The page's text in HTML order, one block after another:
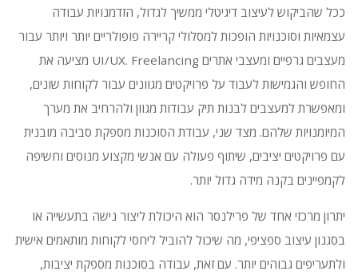
ככל שהביקוש לעיצוב דיגיטלי ממשיך לגדול, הזדמנויות עבודה
עצמאיות וסוכנויות הופכות למסלולי קריירה פופולריים יותר ויותר עבור
מעצבים גרפיים ומעצבי אתרים UI/UX.
Freelancing מציעה את
החופש והגמישות לעבוד על פרויקטים מגוונים עבור לקוחות שונים,
ומאפשרת למעצבים לבנות תיק עבודות מגוון ולהרחיב את מערך
המיומנויות שלהם. מצד שני, עבודת הסוכנות מספקת סביבה מובנית
עם פרויקטים יציבים, שיתוף פעולה עם אנשי מקצוע מנוסים וחשיפה
לקמפיינים בקנה מידה גדול יותר.
יתרון מרכזי אחד של פרילנסר הוא היכולת ליצור נישה בתעשייה או
בסגנון עיצוב ספציפי, מה שיכול להוביל ליחסי לקוחות מותאמים אישית
ולתעריפים גבוהים יותר. עם זאת, עבודה בסוכנות מספקת יציבות,